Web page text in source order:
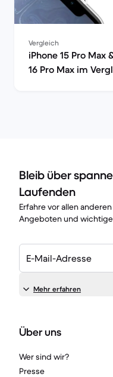
Vergleich
iPhone 15 Pro Max
16 Pro Max im
Bleib über
Laufenden
Erfahre vor allen
Angeboten und
E-Mail-Adresse
Mehr erfahren
Über uns
Wer sind wir?
Presse